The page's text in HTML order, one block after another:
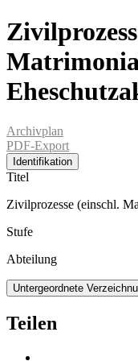
Archivplan
PDF-Export
Identifikation
Titel
Zivilprozesse (einschl.
Stufe
Abteilung
Untergeordnete
Teilen